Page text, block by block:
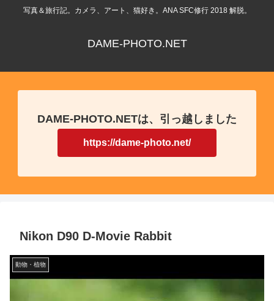
写真＆旅行記。カメラ、アート、猫好き。ANA SFC修行 2018 解脱。
DAME-PHOTO.NET
DAME-PHOTO.NETは、引っ越しました
https://dame-photo.net/
Nikon D90 D-Movie Rabbit
動物・植物